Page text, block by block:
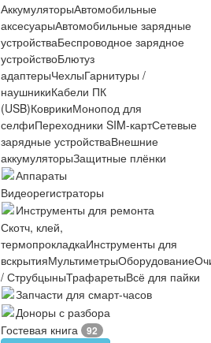
АккумуляторыАвтомобильные
аксесуарыАвтомобильные зарядные
устройстваБеспроводное зарядное
устройствоБлютуз
адаптерыЧехлыГарнитуры /
наушникиКабели ПК
(USB)КоврикиМонопод для
селфиПереходники SIM-картСетевые
зарядные устройстваВнешние
аккумуляторыЗащитные плёнки
Аппараты
Видеорегистраторы
Инструменты для ремонта
Скотч, клей,
термопрокладкаИнструменты для
вскрытияМультиметрыОборудование
/ СтрубцыныТрафаретыВсё для пайки
Запчасти для смарт-часов
Доноры с разбора
Гостевая книга
92